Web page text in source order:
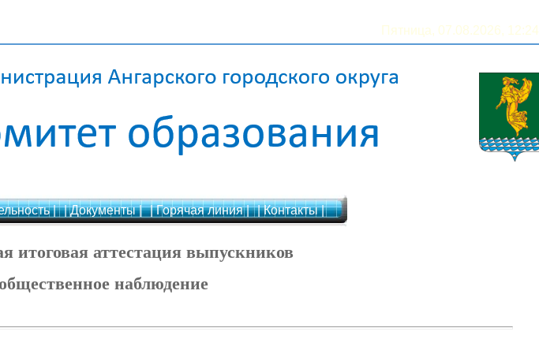
Пятница, 07.08.2026, 12:24
| | Документы | | Горячая линия | | Контакты |
итоговая аттестация выпускников
общественное наблюдение